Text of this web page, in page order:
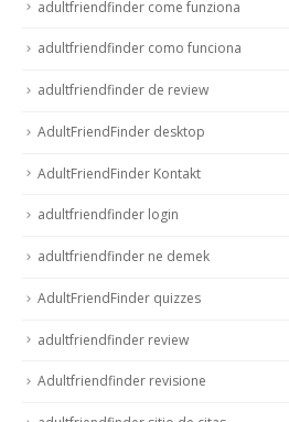
adultfriendfinder come funziona
adultfriendfinder como funciona
adultfriendfinder de review
AdultFriendFinder desktop
AdultFriendFinder Kontakt
adultfriendfinder login
adultfriendfinder ne demek
AdultFriendFinder quizzes
adultfriendfinder review
Adultfriendfinder revisione